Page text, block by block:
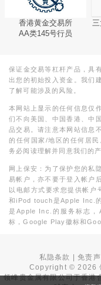
香港黄金交易所
AA类145号行员
保证金交易等杠杆产品，具
出您的初始投入资金。我们
了解可能涉及的风险。
本网站上显示的任何信息仅
们不向美国、中国香港、中
品交易。请注意本网站信息
的任何国家/地区的任何居
务必阅读理解并同意我们的
网上保安：为了保护您的私
易帐户，亦不要于登入帐户
以电邮方式要求您提供帐
和iPod touch是Apple Inc.
是Apple Inc.的服务标志
标，Google Play徽标和
私隐条款 |免责声
Copyright ©2026
领峰贵金属有限公司于香港